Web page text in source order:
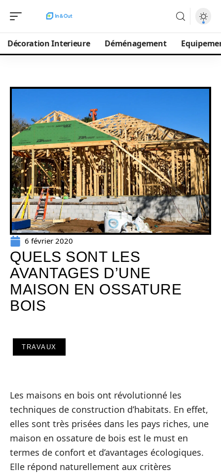
Décoration Interieure Déménagement
6 février 2020
QUELS SONT LES
AVANTAGES D’UNE
MAISON EN OSSATURE
BOIS
TRAVAUX
Les maisons en bois ont révolutionné les
techniques de construction d’habitats. En effet,
elles sont très prisées dans les pays riches, une
maison en ossature de bois est le must en
termes de confort et d’avantages écologiques.
Elle répond naturellement aux critères